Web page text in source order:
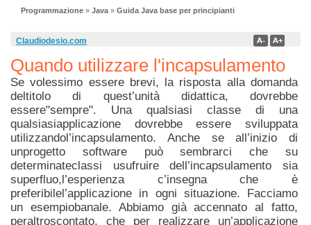
Programmazione » Java » Guida Java base per principianti
Claudiodesio.com
Quando utilizzare l'incapsulamento
Se volessimo essere brevi, la risposta alla domanda
deltitolo di quest’unità didattica, dovrebbe
essere"sempre". Una qualsiasi classe di una
qualsiasiapplicazione dovrebbe essere sviluppata
utilizzandol’incapsulamento. Anche se all’inizio di
unprogetto software può sembrarci che su
determinateclassi usufruire dell’incapsulamento sia
superfluo,l’esperienza c’insegna che è
preferibilel’applicazione in ogni situazione. Facciamo
un esempiobanale. Abbiamo già accennato al fatto,
peraltroscontato, che per realizzare un’applicazione